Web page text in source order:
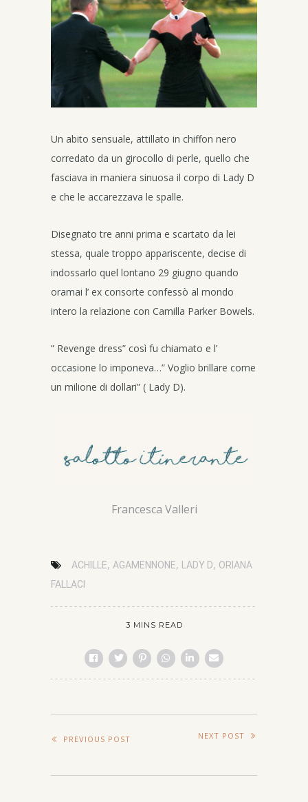
Un abito sensuale, attillato in chiffon nero
corredato da un girocollo di perle, quello che
fasciava in maniera sinuosa il corpo di Lady D
e che le accarezzava le spalle.
Disegnato tre anni prima e scartato da lei
stessa, quale troppo appariscente, decise di
indossarlo quel lontano 29 giugno quando
oramai l’ ex consorte confessò al mondo
intero la relazione con Camilla Parker Bowels.
” Revenge dress” così fu chiamato e l’
occasione lo imponeva…” Voglio brillare come
un milione di dollari” ( Lady D).
Francesca Valleri
ACHILLE, AGAMENNONE, LADY D, ORIANA
FALLACI
3 MINS READ
PREVIOUS POST NEXT POST